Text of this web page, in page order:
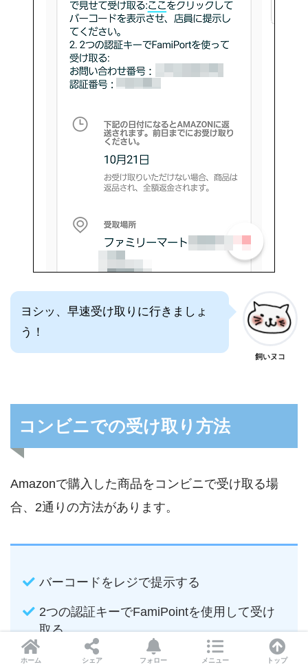
ヨシッ、早速受け取りに行きましょ
う！
飼いヌコ
コンビニでの受け取り方法
Amazonで購入した商品をコンビニで受け取る場
合、2通りの方法があります。
バーコードをレジで提示する
2つの認証キーでFamiPointを使用して受け
取る
ホーム シェア フォロー メニュー トップ